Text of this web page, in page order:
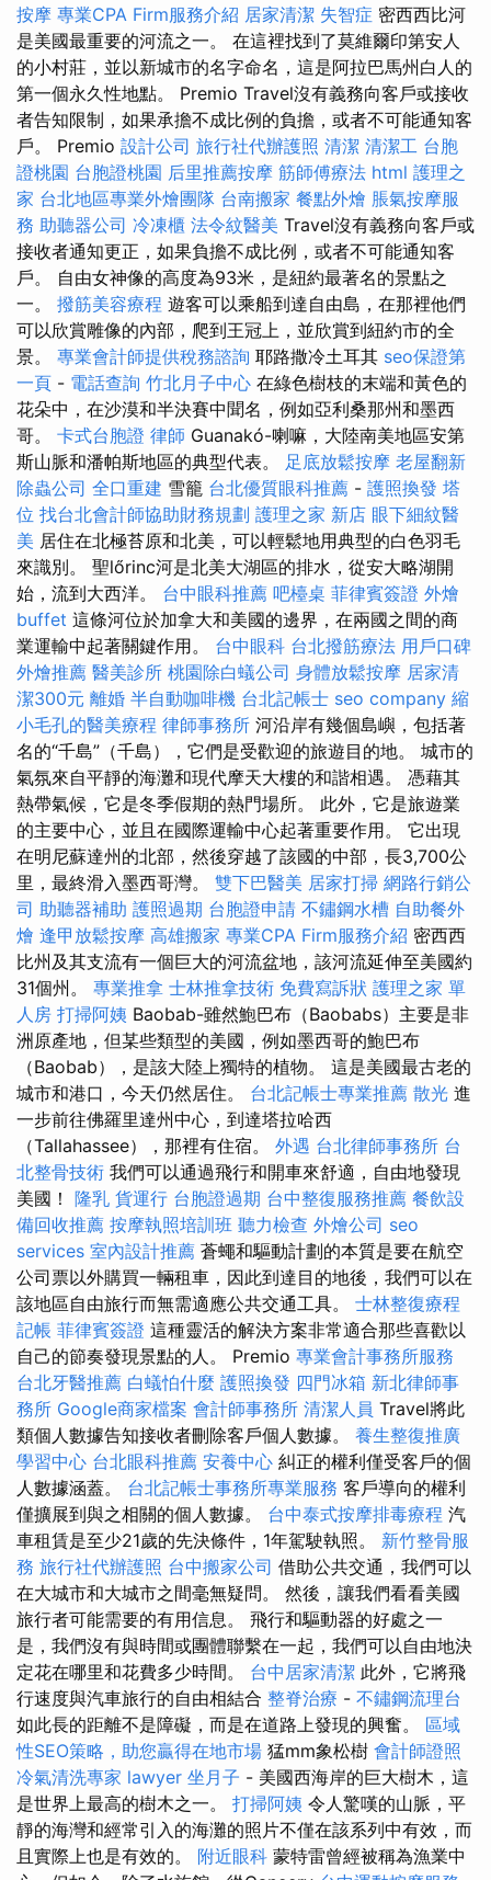
按摩 專業CPA Firm服務介紹 居家清潔 失智症 密西西比河
是美國最重要的河流之一。 在這裡找到了莫維爾印第安人
的小村莊，並以新城市的名字命名，這是阿拉巴馬州白人的
第一個永久性地點。 Premio Travel沒有義務向客戶或接收
者告知限制，如果承擔不成比例的負擔，或者不可能通知客
戶。 Premio 設計公司 旅行社代辦護照 清潔 清潔工 台胞
證桃園 台胞證桃園 后里推薦按摩 筋師傅療法 html 護理之
家 台北地區專業外燴團隊 台南搬家 餐點外燴 脹氣按摩服
務 助聽器公司 冷凍櫃 法令紋醫美 Travel沒有義務向客戶或
接收者通知更正，如果負擔不成比例，或者不可能通知客
戶。 自由女神像的高度為93米，是紐約最著名的景點之
一。 撥筋美容療程 遊客可以乘船到達自由島，在那裡他們
可以欣賞雕像的內部，爬到王冠上，並欣賞到紐約市的全
景。 專業會計師提供稅務諮詢 耶路撒冷土耳其 seo保證第
一頁 - 電話查詢 竹北月子中心 在綠色樹枝的末端和黃色的
花朵中，在沙漠和半決賽中聞名，例如亞利桑那州和墨西
哥。 卡式台胞證 律師 Guanakó-喇嘛，大陸南美地區安第
斯山脈和潘帕斯地區的典型代表。 足底放鬆按摩 老屋翻新
除蟲公司 全口重建 雪籠 台北優質眼科推薦 - 護照換發 塔
位 找台北會計師協助財務規劃 護理之家 新店 眼下細紋醫
美 居住在北極苔原和北美，可以輕鬆地用典型的白色羽毛
來識別。 聖lőrinc河是北美大湖區的排水，從安大略湖開
始，流到大西洋。 台中眼科推薦 吧檯桌 菲律賓簽證 外燴
buffet 這條河位於加拿大和美國的邊界，在兩國之間的商
業運輸中起著關鍵作用。 台中眼科 台北撥筋療法 用戶口碑
外燴推薦 醫美診所 桃園除白蟻公司 身體放鬆按摩 居家清
潔300元 離婚 半自動咖啡機 台北記帳士 seo company 縮
小毛孔的醫美療程 律師事務所 河沿岸有幾個島嶼，包括著
名的“千島”（千島），它們是受歡迎的旅遊目的地。 城市的
氣氛來自平靜的海灘和現代摩天大樓的和諧相遇。 憑藉其
熱帶氣候，它是冬季假期的熱門場所。 此外，它是旅遊業
的主要中心，並且在國際運輸中心起著重要作用。 它出現
在明尼蘇達州的北部，然後穿越了該國的中部，長3,700公
里，最終滑入墨西哥灣。 雙下巴醫美 居家打掃 網路行銷公
司 助聽器補助 護照過期 台胞證申請 不鏽鋼水槽 自助餐外
燴 逢甲放鬆按摩 高雄搬家 專業CPA Firm服務介紹 密西西
比州及其支流有一個巨大的河流盆地，該河流延伸至美國約
31個州。 專業推拿 士林推拿技術 免費寫訴狀 護理之家 單
人房 打掃阿姨 Baobab-雖然鮑巴布（Baobabs）主要是非
洲原產地，但某些類型的美國，例如墨西哥的鮑巴布
（Baobab），是該大陸上獨特的植物。 這是美國最古老的
城市和港口，今天仍然居住。 台北記帳士專業推薦 散光 進
一步前往佛羅里達州中心，到達塔拉哈西
（Tallahassee），那裡有住宿。 外遇 台北律師事務所 台
北整骨技術 我們可以通過飛行和開車來舒適，自由地發現
美國！ 隆乳 貨運行 台胞證過期 台中整復服務推薦 餐飲設
備回收推薦 按摩執照培訓班 聽力檢查 外燴公司 seo
services 室內設計推薦 蒼蠅和驅動計劃的本質是要在航空
公司票以外購買一輛租車，因此到達目的地後，我們可以在
該地區自由旅行而無需適應公共交通工具。 士林整復療程
記帳 菲律賓簽證 這種靈活的解決方案非常適合那些喜歡以
自己的節奏發現景點的人。 Premio 專業會計事務所服務
台北牙醫推薦 白蟻怕什麼 護照換發 四門冰箱 新北律師事
務所 Google商家檔案 會計師事務所 清潔人員 Travel將此
類個人數據告知接收者刪除客戶個人數據。 養生整復推廣
學習中心 台北眼科推薦 安養中心 糾正的權利僅受客戶的個
人數據涵蓋。 台北記帳士事務所專業服務 客戶導向的權利
僅擴展到與之相關的個人數據。 台中泰式按摩排毒療程 汽
車租賃是至少21歲的先決條件，1年駕駛執照。 新竹整骨服
務 旅行社代辦護照 台中搬家公司 借助公共交通，我們可以
在大城市和大城市之間毫無疑問。 然後，讓我們看看美國
旅行者可能需要的有用信息。 飛行和驅動器的好處之一
是，我們沒有與時間或團體聯繫在一起，我們可以自由地決
定花在哪里和花費多少時間。 台中居家清潔 此外，它將飛
行速度與汽車旅行的自由相結合 整脊治療 - 不鏽鋼流理台
如此長的距離不是障礙，而是在道路上發現的興奮。 區域
性SEO策略，助您贏得在地市場 猛mm象松樹 會計師證照
冷氣清洗專家 lawyer 坐月子 - 美國西海岸的巨大樹木，這
是世界上最高的樹木之一。 打掃阿姨 令人驚嘆的山脈，平
靜的海灣和經常引入的海灘的照片不僅在該系列中有效，而
且實際上也是有效的。 附近眼科 蒙特雷曾經被稱為漁業中